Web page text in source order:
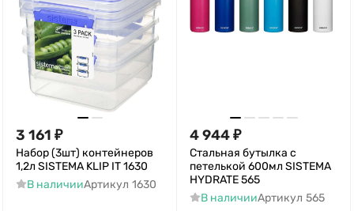
3 161 ₽
Набор (3шт) контейнеров
1,2л SISTEMA KLIP IT 1630
В наличииАртикул 1630
4 944₽
Стальная бутылка с
петелькой 600мл SISTEMA
HYDRATE 565
В наличииАртикул 565